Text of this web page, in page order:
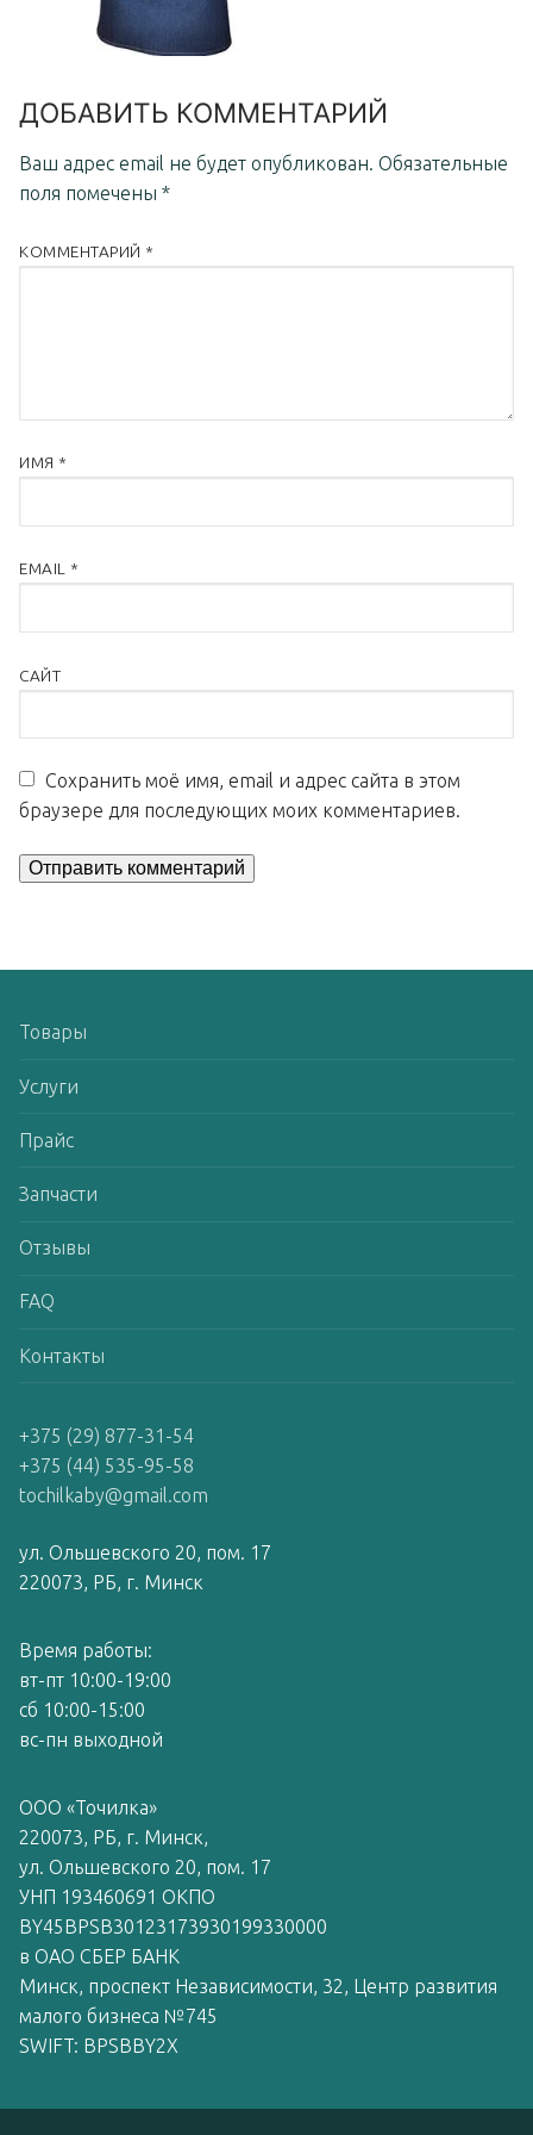
ДОБАВИТЬ КОММЕНТАРИЙ
Ваш адрес email не будет опубликован. Обязательные
поля помечены *
КОММЕНТАРИЙ *
ИМЯ *
EMAIL *
САЙТ
Сохранить моё имя, email и адрес сайта в этом
браузере для последующих моих комментариев.
Товары
Услуги
Прайс
Запчасти
Отзывы
FAQ
Контакты
+375 (29) 877-31-54
+375 (44) 535-95-58
tochilkaby@gmail.com
ул. Ольшевского 20, пом. 17
220073, РБ, г. Минск
Время работы:
вт-пт 10:00-19:00
сб 10:00-15:00
вс-пн выходной
ООО «Точилка»
220073, РБ, г. Минск,
ул. Ольшевского 20, пом. 17
УНП 193460691 ОКПО
BY45BPSB30123173930199330000
в ОАО СБЕР БАНК
Минск, проспект Независимости, 32, Центр развития
малого бизнеса №745
SWIFT: BPSBBY2X